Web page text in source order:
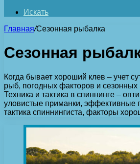
Искать
Главная/Сезонная рыбалка
Сезонная
Когда бывает хороший клев – учет
рыб, погодных факторов и сезонных
Техника и тактика в спиннинге –
уловистые приманки, эффективные
тактика спиннингиста, факторы